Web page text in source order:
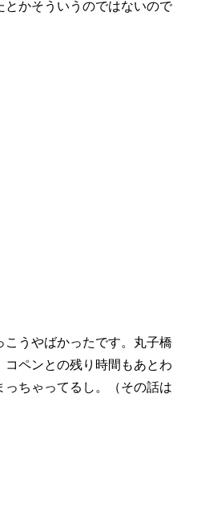
とかそういうのではないので
うやばかったです。丸子橋
ペンとの残り時間もあとわ
ちゃってるし。（その話は